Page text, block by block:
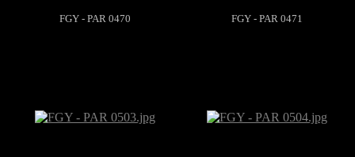
FGY - PAR 0470 FGY - PAR 0471